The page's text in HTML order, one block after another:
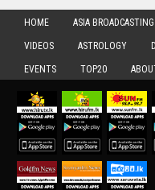
HOME ASIA
VIDEOS ASTROLOGY
EVENTS TOP20